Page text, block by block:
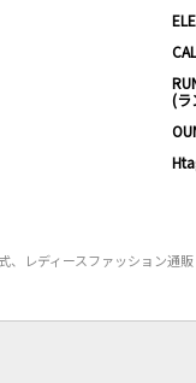
(ラ
、レディースファッション通